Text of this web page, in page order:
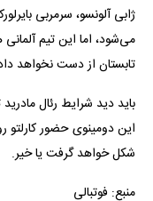
ژابی آلونسو، سرمربی
می‌شود، اما این تیم
تابستان از دست نخواهد
باید دید شرایط رئال
این دومینوی حضور
شکل خواهد گرفت یا خیر.
منبع: فوتبالی